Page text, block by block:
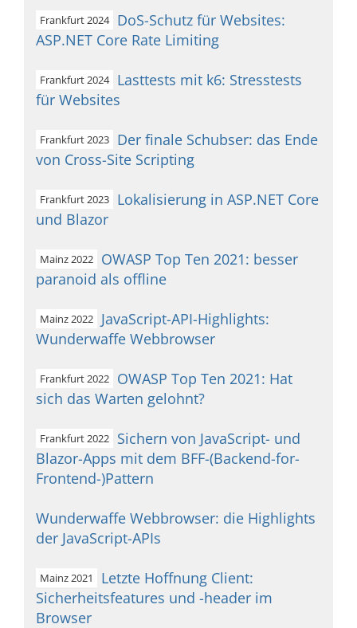
Frankfurt 2024
DoS-Schutz für Websites:
ASP.NET Core Rate Limiting
Frankfurt 2024
Lasttests mit k6: Stresstests
für Websites
Frankfurt 2023
Der finale Schubser: das Ende
von Cross-Site Scripting
Frankfurt 2023
Lokalisierung in ASP.NET Core
und Blazor
Mainz 2022
OWASP Top Ten 2021: besser
paranoid als offline
Mainz 2022
JavaScript-API-Highlights:
Wunderwaffe Webbrowser
Frankfurt 2022
OWASP Top Ten 2021: Hat
sich das Warten gelohnt?
Frankfurt 2022
Sichern von JavaScript- und
Blazor-Apps mit dem BFF-(Backend-for-
Frontend-)Pattern
Wunderwaffe Webbrowser: die Highlights
der JavaScript-APIs
Mainz 2021
Letzte Hoffnung Client:
Sicherheitsfeatures und -header im
Browser